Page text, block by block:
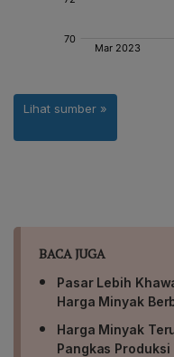
BACA JUGA
Pasar Lebih
Harga Minyak
Harga Minyak
Pangkas